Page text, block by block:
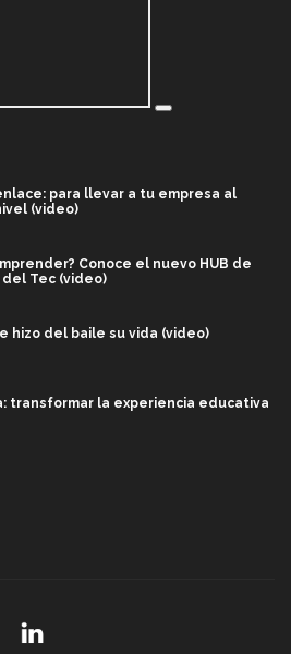
para llevar a tu empresa al
(video)
Conoce el nuevo HUB de
del Tec (video)
hizo del baile su vida (video)
transformar la experiencia educativa